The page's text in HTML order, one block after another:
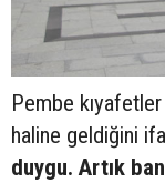
Pembe
haline geldiğini
duygu. Artık